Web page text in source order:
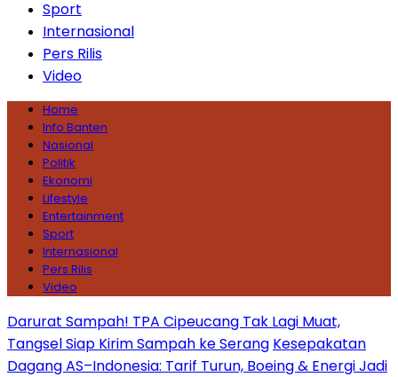
Sport
Internasional
Pers Rilis
Video
Home
Info Banten
Nasional
Politik
Ekonomi
Lifestyle
Entertainment
Sport
Internasional
Pers Rilis
Video
Darurat Sampah! TPA Cipeucang Tak Lagi Muat,
Tangsel Siap Kirim Sampah ke Serang Kesepakatan
Dagang AS–Indonesia: Tarif Turun, Boeing & Energi Jadi